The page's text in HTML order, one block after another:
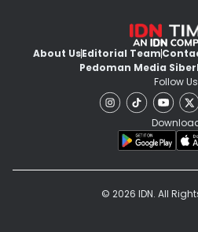
About UsEditorial Team
Pedoman Media Siber
Follow Us
© 2026 IDN. All